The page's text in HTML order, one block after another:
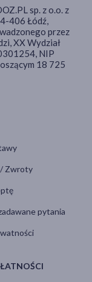
/ Zwroty
pytania
sp. z o.o. z
406 Łódź,
przez
XX Wydział
NIP
18 725